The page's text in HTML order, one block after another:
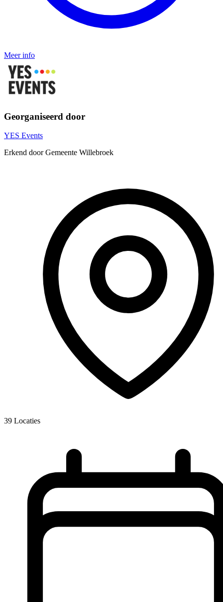
Meer info
Georganiseerd door
YES Events
Erkend door Gemeente Willebroek
39 Locaties